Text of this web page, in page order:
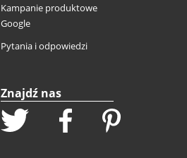
Kampanie produktowe
Google
Pytania i odpowiedzi
Znajdź nas